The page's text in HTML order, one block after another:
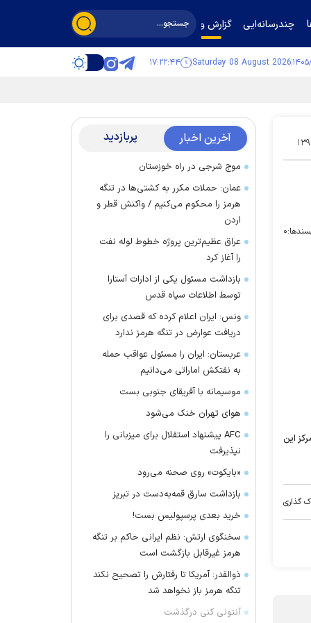
چندرسانه‌ایی گزارش و گفت‌وگو
Saturday 08 August 2026 ۱۷:۲۲:۴۴
۰۴
۰
در فاصله ۱۵۰ کیلومتری شهرکرد مرکز این
گذاری
آخرین اخبار پربازدید
موج شرجی در راه خوزستان
عمان: حملات مکرر به کشتی‌ها در تنگه
هرمز را محکوم می‌کنیم / واکنش قطر و
اردن
عراق عظیم‌ترین پروژه خطوط لوله نفت
را آغاز کرد
بازداشت مسئول یکی از ادارات آستارا
توسط اطلاعات سپاه قدس
ونس: ایران اعلام کرده که قصدی برای
دریافت عوارض در تنگه هرمز ندارد
عربستان: ایران را مسئول عواقب حمله
به نفتکش اماراتی می‌دانیم
موسیمانه با آفریقای جنوبی بست
هوای تهران خنک می‌شود
AFC پیشنهاد استقلال برای میزبانی را
نپذیرفت
«بایکوت» روی صحنه می‌رود
بازداشت سارق قمه‌به‌دست در تبریز
خرید بعدی پرسپولیس بست!
سخنگوی ارتش: نظم ایرانی حاکم بر تنگه
هرمز غیرقابل بازگشت است
ذوالقدر: آمریکا تا رفتارش را تصحیح نکند
تنگه هرمز باز نخواهد شد
آنتونی کنی درگذشت